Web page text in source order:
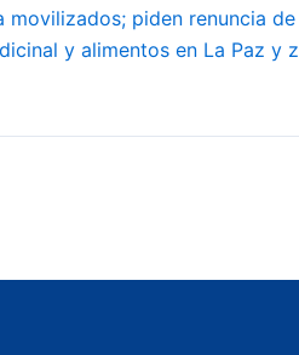
piden renuncia de
y alimentos en La Paz y